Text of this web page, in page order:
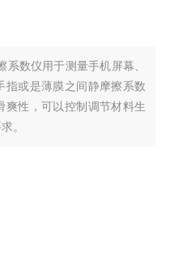
数仪用于测量手机屏幕、
指或是薄膜之间静摩擦系数
爽性，可以控制调节材料生
。